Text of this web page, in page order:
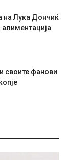
на Лука Дончиќ
своите фанови